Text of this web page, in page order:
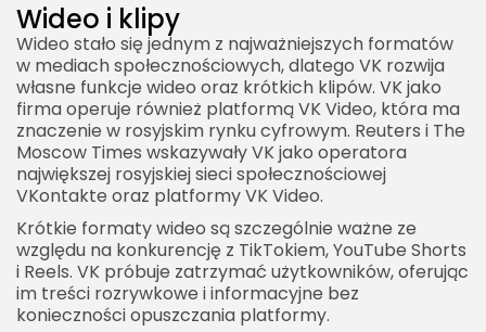
Wideo i klipy
Wideo stało się jednym z najważniejszych formatów
w mediach społecznościowych, dlatego VK rozwija
własne funkcje wideo oraz krótkich klipów. VK jako
firma operuje również platformą VK Video, która ma
znaczenie w rosyjskim rynku cyfrowym. Reuters i The
Moscow Times wskazywały VK jako operatora
największej rosyjskiej sieci społecznościowej
VKontakte oraz platformy VK Video.
Krótkie formaty wideo są szczególnie ważne ze
względu na konkurencję z TikTokiem, YouTube Shorts
i Reels. VK próbuje zatrzymać użytkowników, oferując
im treści rozrywkowe i informacyjne bez
konieczności opuszczania platformy.